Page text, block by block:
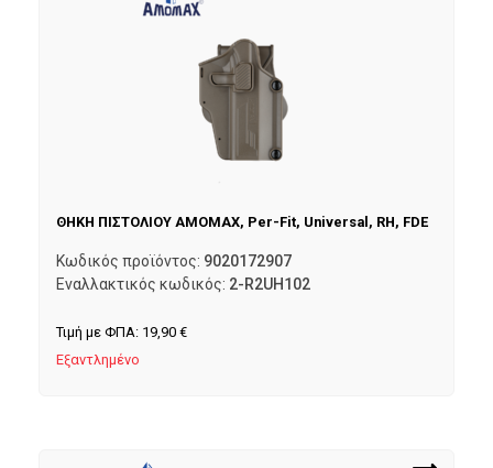
ΘΗΚΗ ΠΙΣΤΟΛΙΟΥ AMOMAX, Per-Fit, Universal, RH, FDE
Κωδικός προϊόντος: 9020172907
Εναλλακτικός κωδικός: 2-R2UH102
Τιμή με ΦΠΑ: 19,90 €
Εξαντλημένο